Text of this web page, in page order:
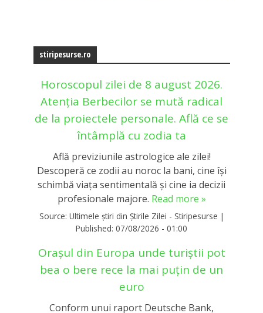
stiripesurse.ro
Horoscopul zilei de 8 august 2026.
Atenția Berbecilor se mută radical
de la proiectele personale. Află ce se
întâmplă cu zodia ta
Află previziunile astrologice ale zilei!
Descoperă ce zodii au noroc la bani, cine își
schimbă viața sentimentală și cine ia decizii
profesionale majore. Read more »
Source: Ultimele știri din Știrile Zilei - Stiripesurse |
Published: 07/08/2026 - 01:00
Orașul din Europa unde turiștii pot
bea o bere rece la mai puțin de un
euro
Conform unui raport Deutsche Bank,